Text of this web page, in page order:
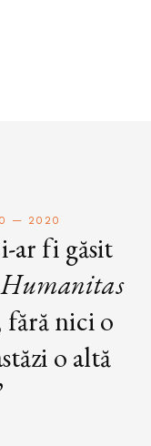
— 2020
ar fi găsit
Humanitas
nici o
o altă